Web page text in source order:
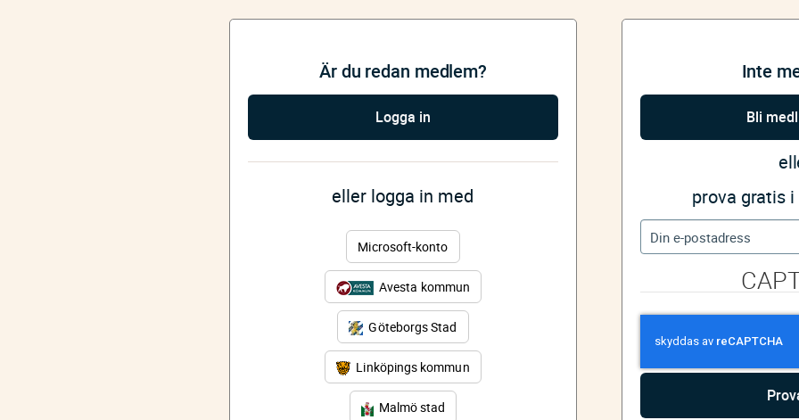
Är du redan medlem?
Logga in
eller logga in med
Microsoft-konto
Avesta kommun
Göteborgs Stad
Linköpings kommun
Malmö stad
Inte
Bli
prova gratis